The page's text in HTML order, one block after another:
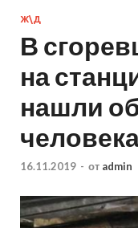
Ж\Д
В
на
нашли
16.11.2019 - от admin